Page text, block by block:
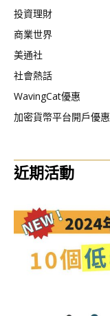
投資理財
商業世界
美通社
社會熱話
WavingCat優惠
加密貨幣平台開戶優惠
近期活動